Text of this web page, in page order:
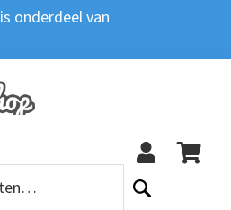
is onderdeel van